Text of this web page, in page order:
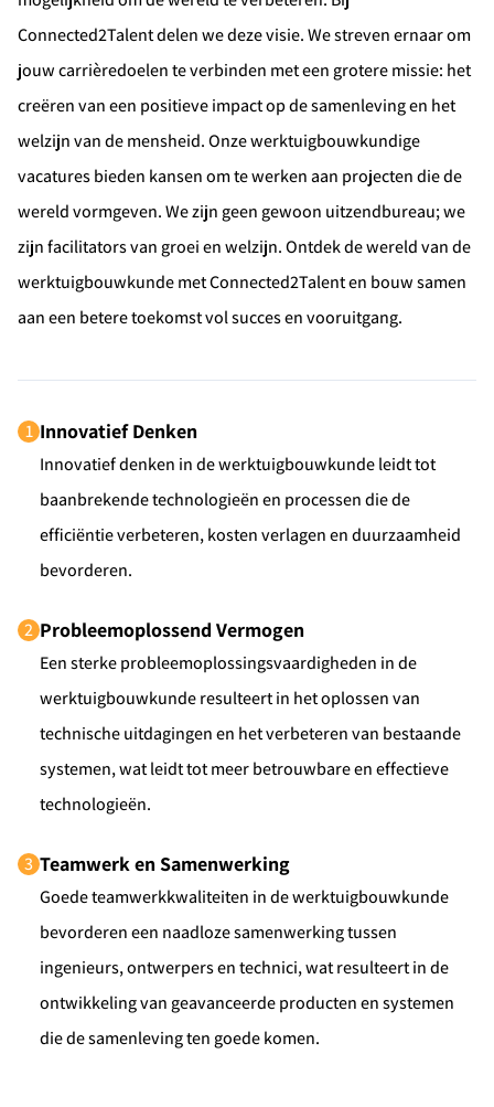
Connected2Talent delen we deze visie. We streven ernaar om
jouw carrièredoelen te verbinden met een grotere missie: het
creëren van een positieve impact op de samenleving en het
welzijn van de mensheid. Onze werktuigbouwkundige
vacatures bieden kansen om te werken aan projecten die de
wereld vormgeven. We zijn geen gewoon uitzendbureau; we
zijn facilitators van groei en welzijn. Ontdek de wereld van de
werktuigbouwkunde met Connected2Talent en bouw samen
aan een betere toekomst vol succes en vooruitgang.
1 Innovatief Denken
Innovatief denken in de werktuigbouwkunde leidt tot
baanbrekende technologieën en processen die de
efficiëntie verbeteren, kosten verlagen en duurzaamheid
bevorderen.
2 Probleemoplossend Vermogen
Een sterke probleemoplossingsvaardigheden in de
werktuigbouwkunde resulteert in het oplossen van
technische uitdagingen en het verbeteren van bestaande
systemen, wat leidt tot meer betrouwbare en effectieve
technologieën.
3 Teamwerk en Samenwerking
Goede teamwerkkwaliteiten in de werktuigbouwkunde
bevorderen een naadloze samenwerking tussen
ingenieurs, ontwerpers en technici, wat resulteert in de
ontwikkeling van geavanceerde producten en systemen
die de samenleving ten goede komen.
Ontvang vacatures direct in je
Alerts ontvangen